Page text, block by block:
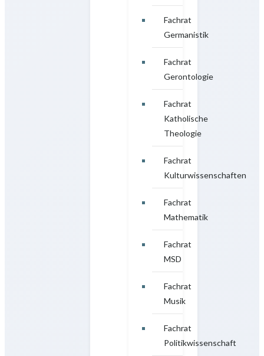
Fachrat
Germanistik
Fachrat
Gerontologie
Fachrat
Katholische
Theologie
Fachrat
Kulturwissenschaften
Fachrat
Mathematik
Fachrat
MSD
Fachrat
Musik
Fachrat
Politikwissenschaft